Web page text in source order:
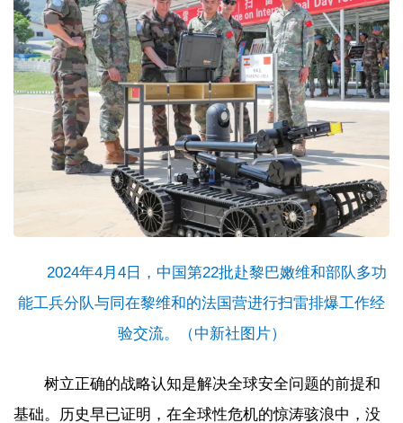
2024年4月4日，中国第22批赴黎巴嫩维和部队多功
能工兵分队与同在黎维和的法国营进行扫雷排爆工作经
验交流。（中新社图片）
树立正确的战略认知是解决全球安全问题的前提和
基础。历史早已证明，在全球性危机的惊涛骇浪中，没